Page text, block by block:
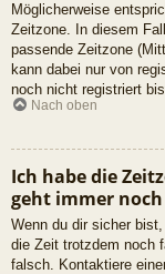
Möglicherweise
Zeitzone. In diesem
passende Zeitzone
kann dabei nur von
noch nicht registriert
Nach oben
Ich habe die
geht immer
Wenn du dir sicher
die Zeit trotzdem noch
falsch. Kontaktiere